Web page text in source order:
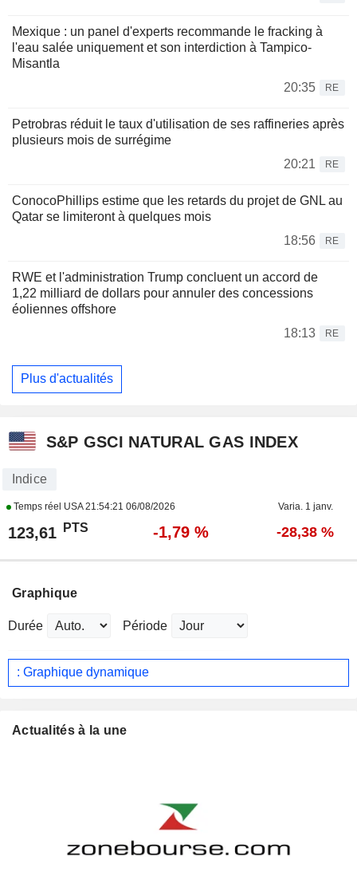
Mexique : un panel d'experts recommande le fracking à
l'eau salée uniquement et son interdiction à Tampico-
Misantla
20:35
RE
Petrobras réduit le taux d'utilisation de ses raffineries après
plusieurs mois de surrégime
20:21
RE
ConocoPhillips estime que les retards du projet de GNL au
Qatar se limiteront à quelques mois
18:56
RE
RWE et l'administration Trump concluent un accord de
1,22 milliard de dollars pour annuler des concessions
éoliennes offshore
18:13
RE
Plus d'actualités
S&P GSCI NATURAL GAS INDEX
Indice
Temps réel USA21:54:21 06/08/2026 Varia. 1 janv.
123,61 PTS -1,79 % -28,38 %
Graphique
Durée Période
: Graphique dynamique
Actualités à la une